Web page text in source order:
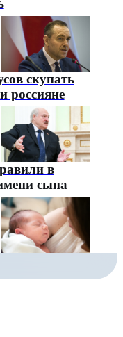
скупать
россияне
в
сына